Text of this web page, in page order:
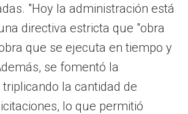
"Hoy la administración está
directiva estricta que "obra
que se ejecuta en tiempo y
se fomentó la
la cantidad de
lo que permitió